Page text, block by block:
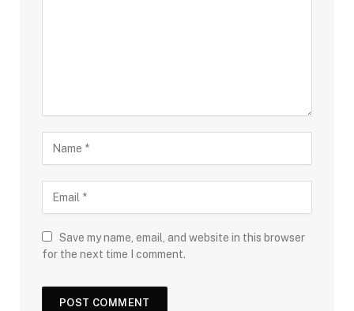
Save my name, email, and website in this browser
for the next time I comment.